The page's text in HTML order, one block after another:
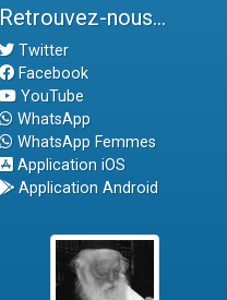
Retrouvez-nous...
Twitter
Facebook
YouTube
WhatsApp
WhatsApp Femmes
Application iOS
Application Android